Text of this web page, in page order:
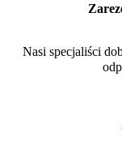
Nasi specjaliści